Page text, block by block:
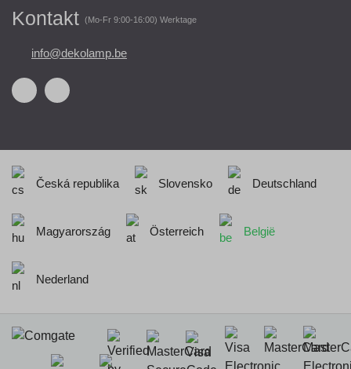
Kontakt (Mo-Fr 9:00-16:00) Werktage
info@dekolamp.be
Česká republika Slovensko Deutschland
Magyarország Österreich België
Nederland